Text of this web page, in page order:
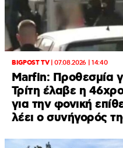
BIGPOST TV|07.08.2026 | 14:40
Marfin: Προθεσμία
Τρίτη έλαβε η
για την φονική
λέει ο συνήγορός